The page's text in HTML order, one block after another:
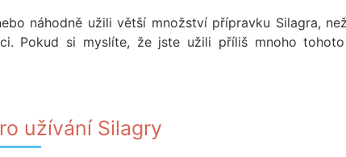
náhodně užili větší množství přípravku Silagra,
Pokud si myslíte, že jste užili příliš mnoho
užívání Silagry